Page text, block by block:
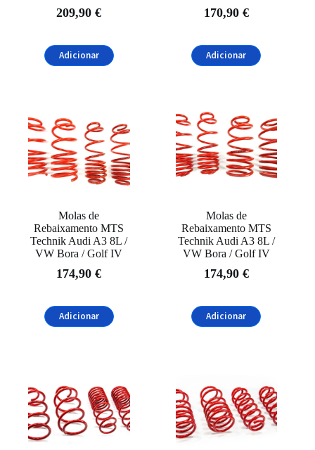
209,90€
Adicionar
170,90 €
Adicionar
Molas de
Rebaixamento MTS
Technik Audi A3 8L /
VW Bora / Golf IV
174,90€
Adicionar
Molas de
Rebaixamento MTS
Technik Audi A3 8L /
VW Bora / Golf IV
174,90 €
Adicionar